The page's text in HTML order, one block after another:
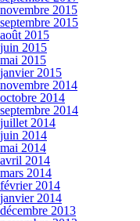
novembre 2015
septembre 2015
août 2015
juin 2015
mai 2015
janvier 2015
novembre 2014
octobre 2014
septembre 2014
juillet 2014
juin 2014
mai 2014
avril 2014
mars 2014
février 2014
janvier 2014
décembre 2013